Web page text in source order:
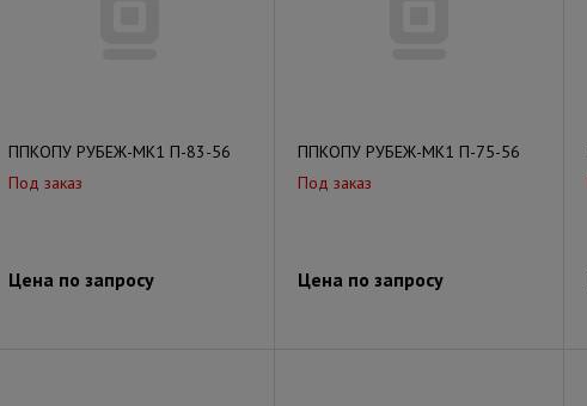
ППКОПУ РУБЕЖ-МК1 П-83-56
Под заказ
Цена по запросу
ППКОПУ РУБЕЖ-МК1 П-75-56
Под заказ
Цена по запросу